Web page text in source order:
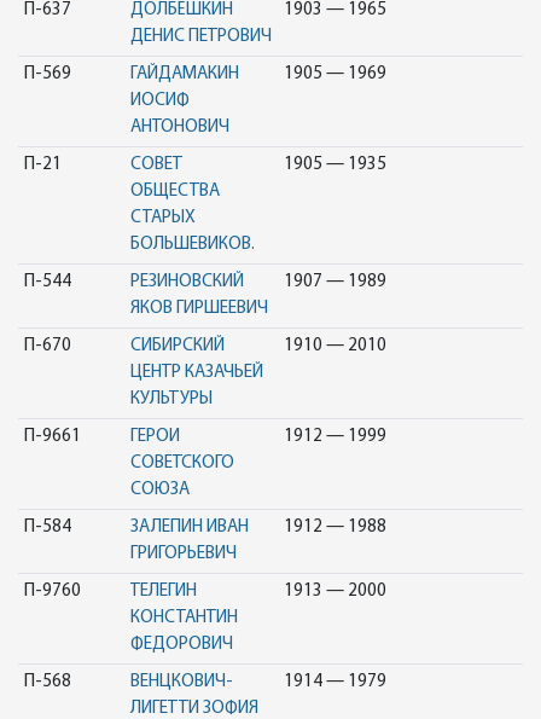
П-637
ДОЛБЁШКИН
ДЕНИС ПЕТРОВИЧ
1903 — 1965
П-569
ГАЙДАМАКИН
ИОСИФ
АНТОНОВИЧ
1905 — 1969
П-21
СОВЕТ
ОБЩЕСТВА
СТАРЫХ
БОЛЬШЕВИКОВ.
1905 — 1935
П-544
РЕЗИНОВСКИЙ
ЯКОВ ГИРШЕЕВИЧ
1907 — 1989
П-670
СИБИРСКИЙ
ЦЕНТР КАЗАЧЬЕЙ
КУЛЬТУРЫ
1910 — 2010
П-9661
ГЕРОИ
СОВЕТСКОГО
СОЮЗА
1912 — 1999
П-584
ЗАЛЕПИН ИВАН
ГРИГОРЬЕВИЧ
1912 — 1988
П-9760
ТЕЛЕГИН
КОНСТАНТИН
ФЕДОРОВИЧ
1913 — 2000
П-568
ВЕНЦКОВИЧ-
ЛИГЕТТИ ЗОФИЯ
1914 — 1979